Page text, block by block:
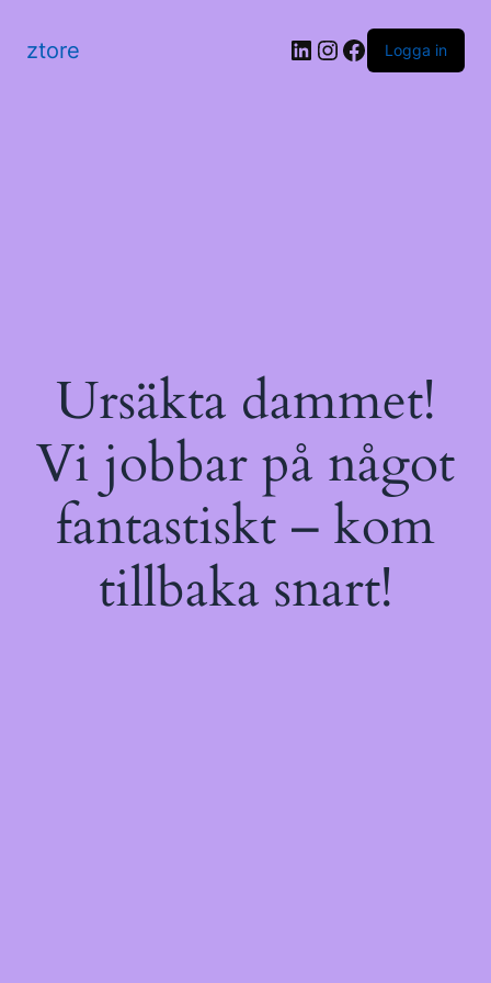
ztore LinkedIn
Instagram
Facebook
Logga in
Ursäkta dammet!
Vi jobbar på något
fantastiskt – kom
tillbaka snart!